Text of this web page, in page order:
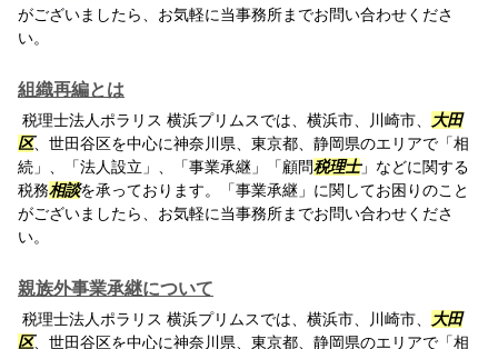
がございましたら、お気軽に当事務所までお問い合わせくださ
い。
組織再編とは
税理士法人ポラリス 横浜プリムスでは、横浜市、川崎市、
大田
区、世田谷区を中心に神奈川県、東京都、静岡県のエリアで「相
続」、「法人設立」、「事業承継」「顧問税理士」などに関する
税務相談を承っております。「事業承継」に関してお困りのこと
がございましたら、お気軽に当事務所までお問い合わせくださ
い。
親族外事業承継について
税理士法人ポラリス 横浜プリムスでは、横浜市、川崎市、
大田
区、世田谷区を中心に神奈川県、東京都、静岡県のエリアで「相